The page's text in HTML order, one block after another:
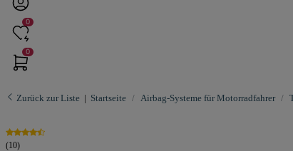
0
0
Zurück zur Liste Startseite Airbag-Systeme für Motorradfahrer
(10)